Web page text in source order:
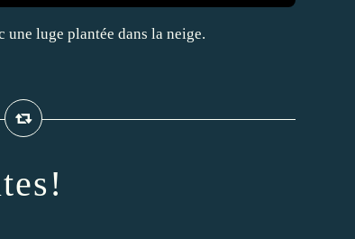
luge plantée dans la neige.